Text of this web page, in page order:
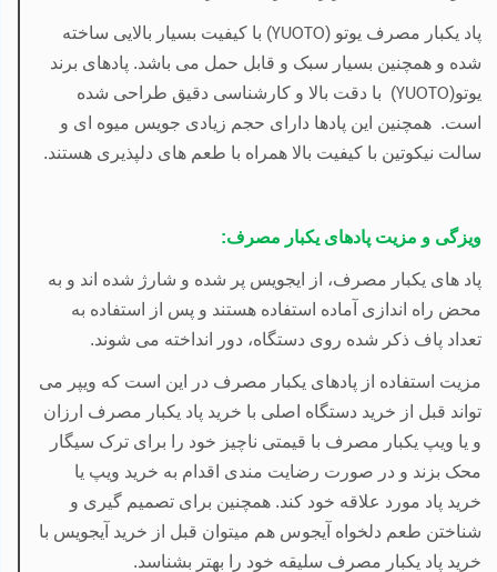
پاد یکبار مصرف یوتو (
YUOTO
) با کیفیت بسیار بالایی ساخته
شده و همچنین بسیار سبک و قابل حمل می باشد. پادهای برند
یوتو(YUOTO
) با دقت بالا و کارشناسی دقیق طراحی شده
است. همچنین این پادها دارای حجم زیادی جویس میوه ای و
سالت نیکوتین با کیفیت بالا همراه با طعم های دلپذیری هستند.
ویزگی و مزیت پادهای یکبار مصرف:
پاد های یکبار مصرف، از ایجویس پر شده و شارژ شده اند و به
محض راه اندازی آماده استفاده هستند و پس از استفاده به
تعداد پاف ذکر شده روی دستگاه، دور انداخته می شوند.
مزیت استفاده از پادهای یکبار مصرف در این است که ویپر می
تواند قبل از خرید دستگاه اصلی با خرید پاد یکبار مصرف ارزان
و یا ویپ یکبار مصرف با قیمتی ناچیز خود را برای ترک سیگار
محک بزند و در صورت رضایت مندی اقدام به خرید ویپ یا
خرید پاد مورد علاقه خود کند. همچنین برای تصمیم گیری و
شناختن طعم دلخواه آیجوس هم میتوان قبل از خرید آیجویس با
خرید پاد یکبار مصرف سلیقه خود را بهتر بشناسد.